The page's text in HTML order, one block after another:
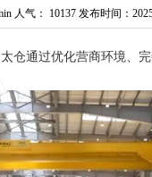
人气： 10137 发布时间：
仓通过优化营商环境、